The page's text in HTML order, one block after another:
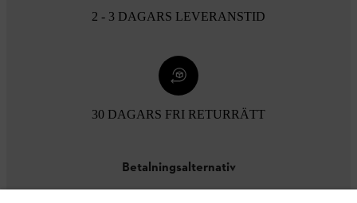
2 - 3 DAGARS LEVERANSTID
30 DAGARS FRI RETURRÄTT
Betalningsalternativ